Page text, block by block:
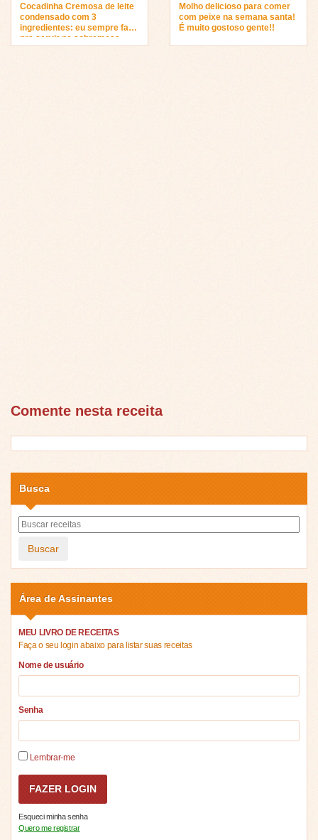
Cocadinha Cremosa de leite
condensado com 3
ingredientes: eu sempre faço
pra servir na sobremesa…
Molho delicioso para comer
com peixe na semana santa!
É muito gostoso gente!!
Comente nesta receita
Busca
Buscar
Área de Assinantes
MEU LIVRO DE RECEITAS
Faça o seu login abaixo para listar suas receitas
Nome de usuário
Senha
Lembrar-me
Esqueci minha senha
Quero me registrar